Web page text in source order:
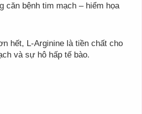
căn bệnh tim mạch – hiểm họa
hết, L-Arginine là tiền chất cho
và sự hô hấp tế bào.